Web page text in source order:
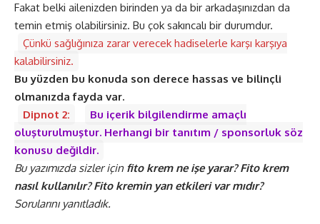
Fakat belki ailenizden birinden ya da bir arkadaşınızdan da
temin etmiş olabilirsiniz. Bu çok sakıncalı bir durumdur.
Çünkü sağlığınıza zarar verecek hadiselerle karşı karşıya
kalabilirsiniz.
Bu yüzden bu konuda son derece hassas ve bilinçli
olmanızda fayda var.
Dipnot 2:
Bu içerik bilgilendirme amaçlı
oluşturulmuştur. Herhangi bir tanıtım / sponsorluk söz
konusu değildir.
Bu yazımızda sizler için fito krem ne işe yarar? Fito krem
nasıl kullanılır? Fito kremin yan etkileri var mıdır?
Sorularını yanıtladık.